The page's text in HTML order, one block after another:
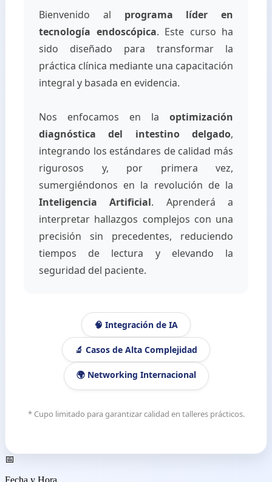
Bienvenido al programa líder en
tecnología endoscópica. Este curso ha
sido diseñado para transformar la
práctica clínica mediante una capacitación
integral y basada en evidencia.
Nos enfocamos en la optimización
diagnóstica del intestino delgado,
integrando los estándares de calidad más
rigurosos y, por primera vez,
sumergiéndonos en la revolución de la
Inteligencia Artificial. Aprenderá a
interpretar hallazgos complejos con una
precisión sin precedentes, reduciendo
tiempos de lectura y elevando la
seguridad del paciente.
🧠 Integración de IA
🔬 Casos de Alta Complejidad
🌍 Networking Internacional
* Cupo limitado para garantizar calidad en talleres prácticos.
📅
Fecha y Hora